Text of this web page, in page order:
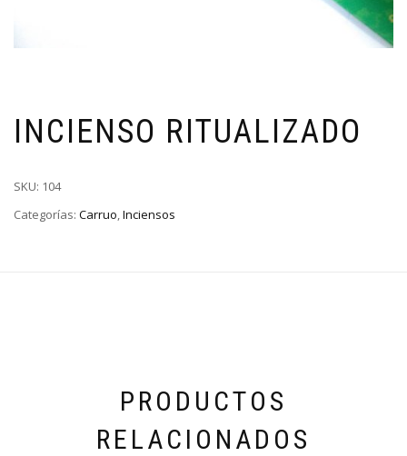
INCIENSO RITUALIZADO
SKU: 104
Categorías: Carruo,Inciensos
PRODUCTOS
RELACIONADOS